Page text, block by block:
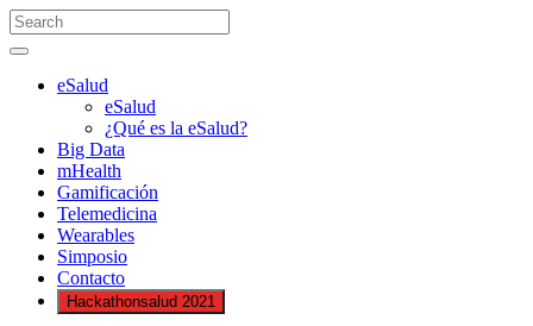
eSalud
eSalud
¿Qué es la eSalud?
Big Data
mHealth
Gamificación
Telemedicina
Wearables
Simposio
Contacto
Hackathonsalud 2021